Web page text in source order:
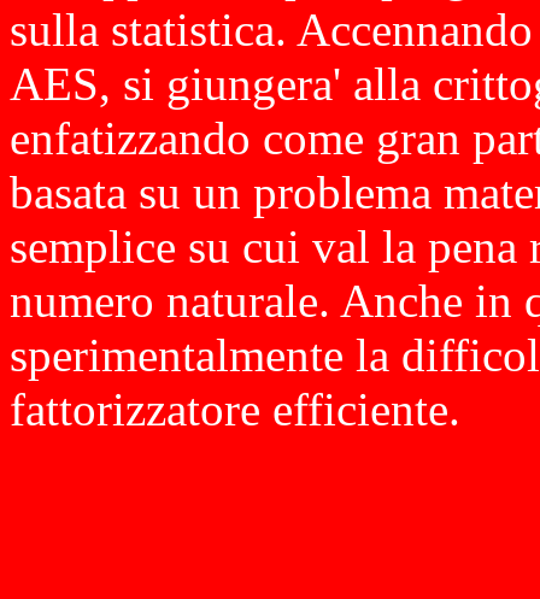
sulla statistica.
AES, si giungera' alla
enfatizzando come gran
basata su un problema
semplice su cui val la
numero naturale. Anche in
sperimentalmente la
fattorizzatore efficiente.